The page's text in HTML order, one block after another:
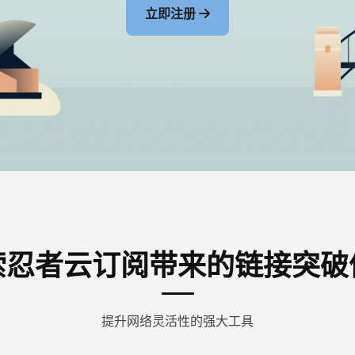
立即注册
者云订阅带来的链接突
提升网络灵活性的强大工具